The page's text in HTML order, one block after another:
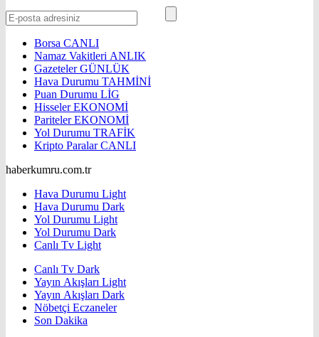
Borsa CANLI
Namaz Vakitleri ANLIK
GazetelerGÜNLÜK
Hava Durumu TAHMİNİ
Puan Durumu LİG
HisselerEKONOMİ
ParitelerEKONOMİ
Yol Durumu TRAFİK
Kripto ParalarCANLI
haberkumru.com.tr
Hava Durumu Light
Hava Durumu Dark
Yol Durumu Light
Yol Durumu Dark
Canlı Tv Light
Canlı Tv Dark
Yayın Akışları Light
Yayın Akışları Dark
Nöbetçi Eczaneler
Son Dakika